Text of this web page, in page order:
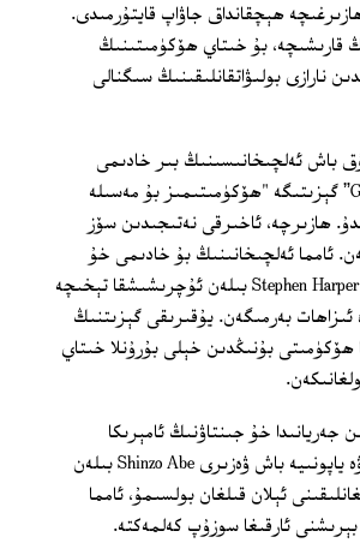
ھېچقانداق جاۋاپ قايتۇرمىدى.
قارىشىچە، بۇ خىتاي ھۆكۈمىتىنىڭ
نارازى بولىۋاتقانلىقىنىڭ سىگنالى
باش ئەلچىخانىسىنىڭ بىر خادىمى
كانادادىكى “Globe and Mail” گېزىتىگە "ھۆكۈمىتىمىز بۇ مەسىلە
ھازىرچە، ئاخىرقى نەتىجىدىن سۆز
ئامما ئەلچىخانىنىڭ بۇ خادىمى خۇ
جىنتائونىڭ نىمە ئۈچۈن Stephen Harper بىلەن ئۇچرىشىشقا تېخىچە
بەرمىگەن. يۇقىرىقى گېزىتنىڭ
ھۆكۈمىتى بۇنىڭدىن خېلى بۇرۇنلا خىتاي
خۇ جىنتاۋنىڭ ئامېرىكا
پرېزىدېنتى George Bush ۋە ياپونىيە باش ۋەزىرى Shinzo Abe بىلەن
ئېلان قىلغان بولسىمۇ، ئامما
بېرىشنى ئارقىغا سوزۇپ كەلمەكتە.